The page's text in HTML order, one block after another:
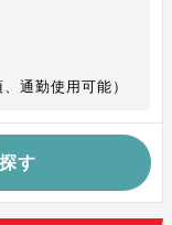
通勤使用可能）
す